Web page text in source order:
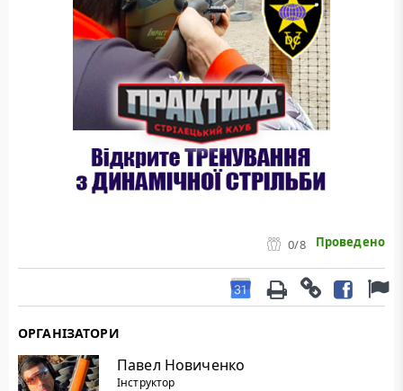
0/8 Проведено
ОРГАНІЗАТОРИ
Павел Новиченко
Інструктор